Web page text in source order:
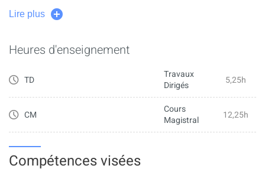
- Les bases de la communication orale
Outils de communication informatique
- Les bases des outils informatiques de la communication
- Traitement de texte : titres et table des matières
- Tableur : formule, formatage
- Utilisation d'outils collaboratifs
rendu d'expériences
Lire plus
Heures d'enseignement
TD
Travaux
Dirigés
5,25h
CM
Cours
Magistral
12,25h
Compétences visées